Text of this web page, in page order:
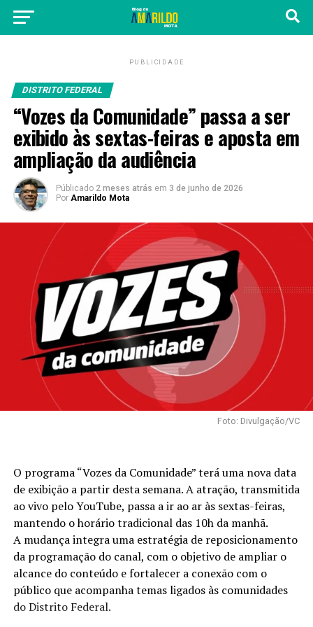
PUBLICIDADE
DISTRITO FEDERAL
“Vozes da Comunidade” passa a ser
exibido às sextas-feiras e aposta em
ampliação da audiência
Públicado 2 meses atrás em 3 de junho de 2026
Por Amarildo Mota
Foto: Divulgação/VC
O programa “Vozes da Comunidade” terá uma nova data
de exibição a partir desta semana. A atração, transmitida
ao vivo pelo YouTube, passa a ir ao ar às sextas-feiras,
mantendo o horário tradicional das 10h da manhã.
A mudança integra uma estratégia de reposicionamento
da programação do canal, com o objetivo de ampliar o
alcance do conteúdo e fortalecer a conexão com o
público que acompanha temas ligados às comunidades
do Distrito Federal.